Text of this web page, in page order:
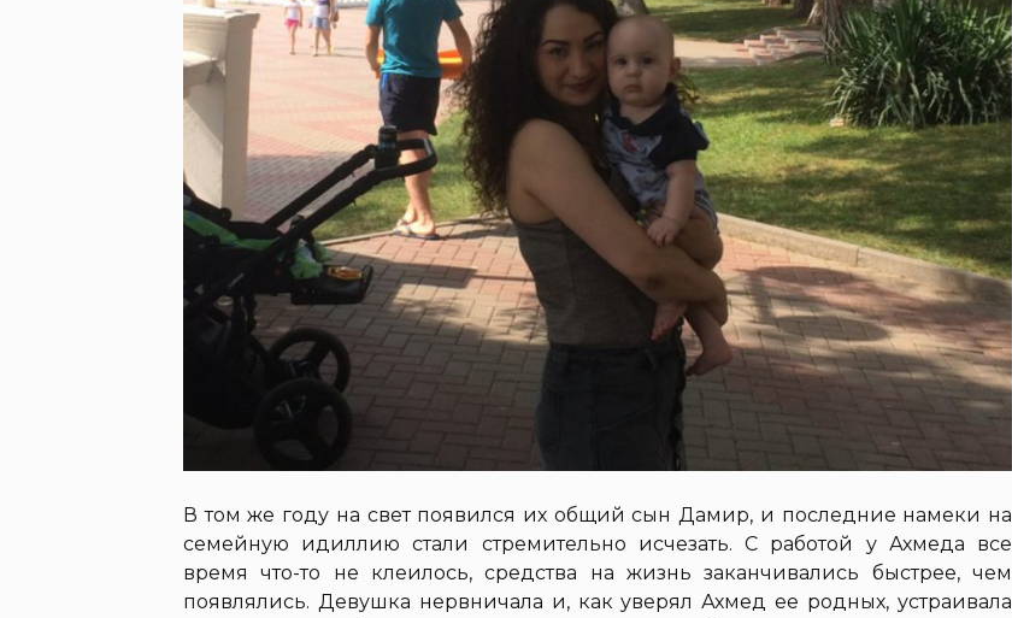
В том же году на свет появился их общий сын Дамир, и последние намеки на
семейную идиллию стали стремительно исчезать. С работой у Ахмеда все
время что-то не клеилось, средства на жизнь заканчивались быстрее, чем
появлялись. Девушка нервничала и, как уверял Ахмед ее родных, устраивала